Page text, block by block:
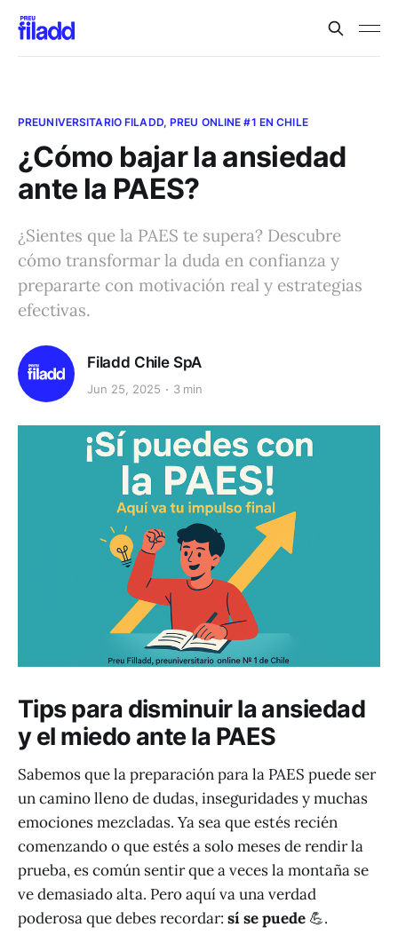
PREUNIVERSITARIO FILADD, PREU ONLINE #1 EN CHILE
¿Cómo bajar la ansiedad
ante la PAES?
¿Sientes que la PAES te supera? Descubre
cómo transformar la duda en confianza y
prepararte con motivación real y estrategias
efectivas.
Filadd Chile SpA
Jun 25, 2025 3 min
Tips para disminuir la ansiedad
y el miedo ante la PAES
Sabemos que la preparación para la PAES puede ser
un camino lleno de dudas, inseguridades y muchas
emociones mezcladas. Ya sea que estés recién
comenzando o que estés a solo meses de rendir la
prueba, es común sentir que a veces la montaña se
ve demasiado alta. Pero aquí va una verdad
poderosa que debes recordar: sí se puede 💪.